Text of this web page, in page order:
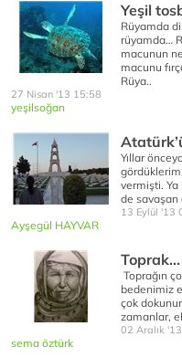
Yeşil
Rüyamda
rüyamda…
macunun
macunu
Rüya..
27 Nisan '13 15:58
yeşilsoğan
Yıllar
vermişti.
de savaşan
13 Eylül '13
Ayşegül HAYVAR
Toprak...
Toprağın
bedenimiz
çok
zamanlar,
02 Aralık
sema öztürk